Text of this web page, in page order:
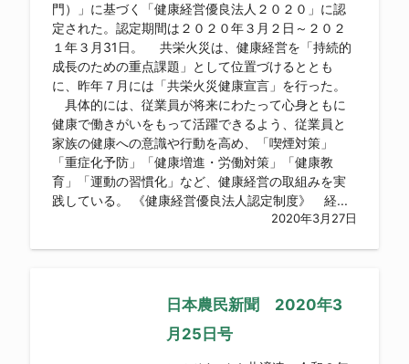
門）」に基づく「健康経営優良法人２０２０」に認
定された。認定期間は２０２０年３月２日～２０２
１年３月31日。 共栄火災は、健康経営を「持続的
成長のための重点課題」として位置づけるととも
に、昨年７月には「共栄火災健康宣言」を行った。
具体的には、従業員が将来にわたって心身ともに
健康で働きがいをもって活躍できるよう、従業員と
家族の健康への意識や行動を高め、「喫煙対策」
「重症化予防」「健康増進・労働対策」「健康教
育」「運動の習慣化」など、健康経営の取組みを実
践している。 《健康経営優良法人認定制度》 経...
2020年3月27日
日本農民新聞 2020年3
月25日号